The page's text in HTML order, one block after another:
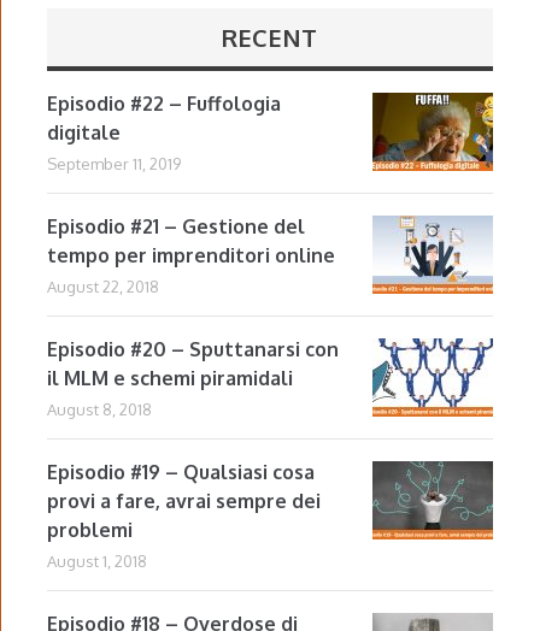
RECENT
Episodio #22 – Fuffologia
digitale
September 11, 2019
Episodio #21 – Gestione del
tempo per imprenditori online
August 22, 2018
Episodio #20 – Sputtanarsi con
il MLM e schemi piramidali
August 8, 2018
Episodio #19 – Qualsiasi cosa
provi a fare, avrai sempre dei
problemi
August 1, 2018
Episodio #18 – Overdose di